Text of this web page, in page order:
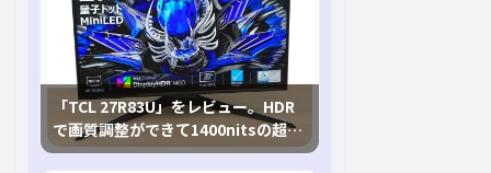
「TCL 27R83U」をレビュー。HDR
で画質調整ができて1400nitsの超高
輝度も発揮！